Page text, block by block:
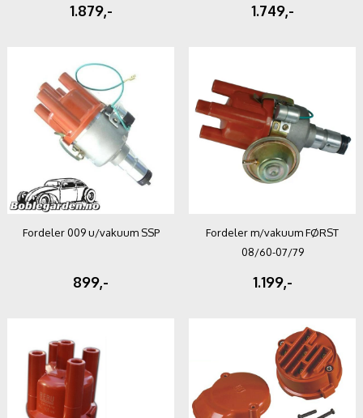
1.879,- 1.749,-
Fordeler 009 u/vakuum SSP
899,-
Fordeler m/vakuum FØRST
08/60-07/79
1.199,-